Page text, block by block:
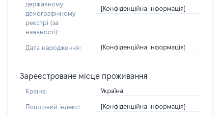
державному
демографічному
реєстрі (за
наявності):
[Конфіденційна інформація]
Дата народження: [Конфіденційна інформація]
Зареєстроване місце проживання
Країна: Україна
Поштовий індекс: [Конфіденційна інформація]